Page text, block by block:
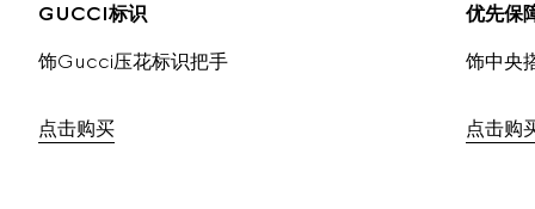
GUCCI标识
饰Gucci压花标识把手
点击购买
优先保
饰中央
点击购